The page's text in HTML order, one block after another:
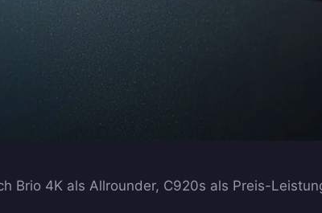
Brio 4K als Allrounder, C920s als Preis-